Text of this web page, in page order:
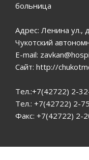
больница
Адрес: Ленина ул.,
Чукотский
E-mail:
Сайт: http://
Тел.:+7(42722) 2-
Тел.: +7(42722) 2-
Факс: +7(42722) 2-